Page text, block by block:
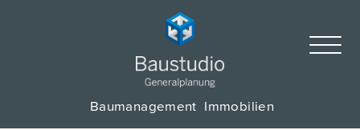
Baumanagement Immobilien